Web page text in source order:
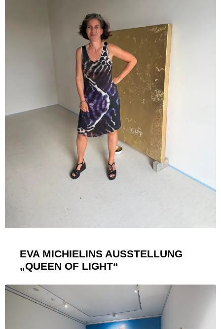
EVA MICHIELINS AUSSTELLUNG
„QUEEN OF LIGHT“